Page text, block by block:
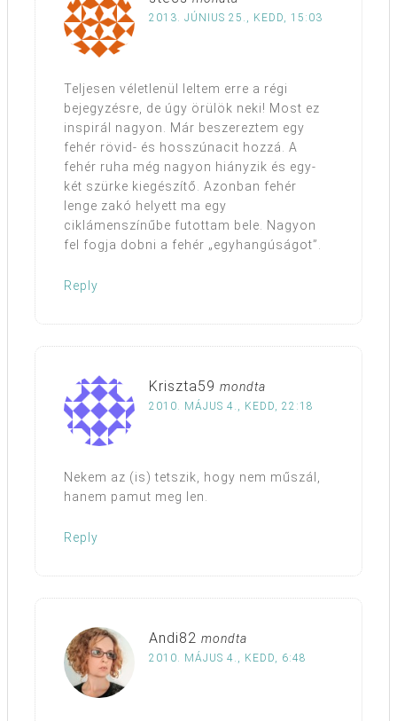
2013. JÚNIUS 25., KEDD, 15:03
Teljesen véletlenül leltem erre a régi
bejegyzésre, de úgy örülök neki! Most ez
inspirál nagyon. Már beszereztem egy
fehér rövid- és hosszúnacit hozzá. A
fehér ruha még nagyon hiányzik és egy-
két szürke kiegészítő. Azonban fehér
lenge zakó helyett ma egy
ciklámenszínűbe futottam bele. Nagyon
fel fogja dobni a fehér „egyhangúságot”.
Reply
Kriszta59 mondta
2010. MÁJUS 4., KEDD, 22:18
Nekem az (is) tetszik, hogy nem műszál,
hanem pamut meg len.
Reply
Andi82 mondta
2010. MÁJUS 4., KEDD, 6:48